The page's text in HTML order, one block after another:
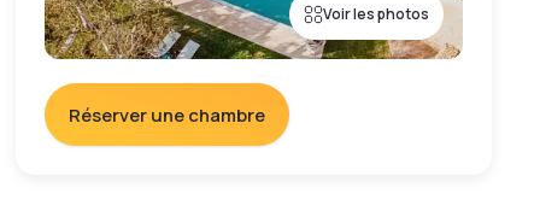
Voir les photos
Réserver une chambre